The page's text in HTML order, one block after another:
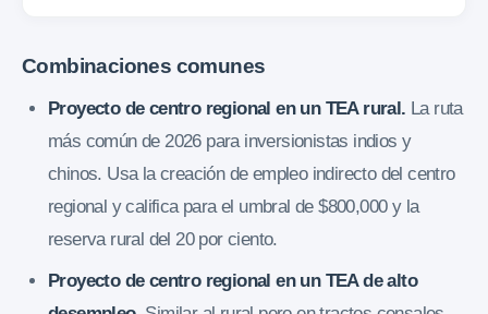
Combinaciones comunes
Proyecto de centro regional en un TEA rural. La ruta
más común de 2026 para inversionistas indios y
chinos. Usa la creación de empleo indirecto del centro
regional y califica para el umbral de $800,000 y la
reserva rural del 20 por ciento.
Proyecto de centro regional en un TEA de alto